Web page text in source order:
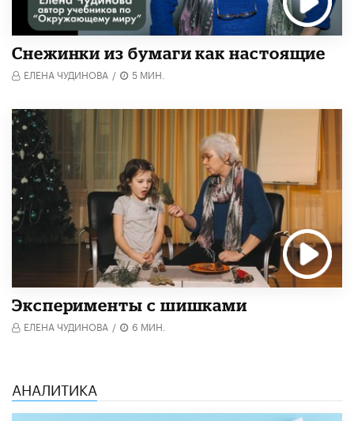
Снежинки из бумаги как настоящие
ЕЛЕНА ЧУДИНОВА / 5 МИН.
Эксперименты с шишками
ЕЛЕНА ЧУДИНОВА / 6 МИН.
АНАЛИТИКА